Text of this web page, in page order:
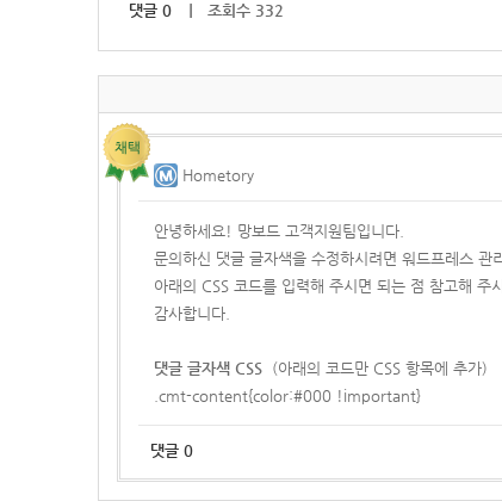
댓글 0 ｜ 조회수 332
Hometory
안녕하세요! 망보드 고객지원팀입니다.
문의하신 댓글 글자색을 수정하시려면 워드프레스
아래의 CSS 코드를 입력해 주시면 되는 점 참고해 주
감사합니다.
댓글 글자색 CSS (아래의 코드만 CSS 항목에 추가)
.cmt-content{color:#000 !important}
댓글 0